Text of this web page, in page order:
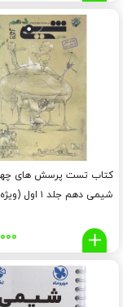
کتاب تست پرسش های
بود.